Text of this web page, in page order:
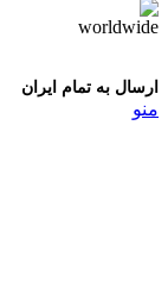
ارسال به تمام ایران
منو